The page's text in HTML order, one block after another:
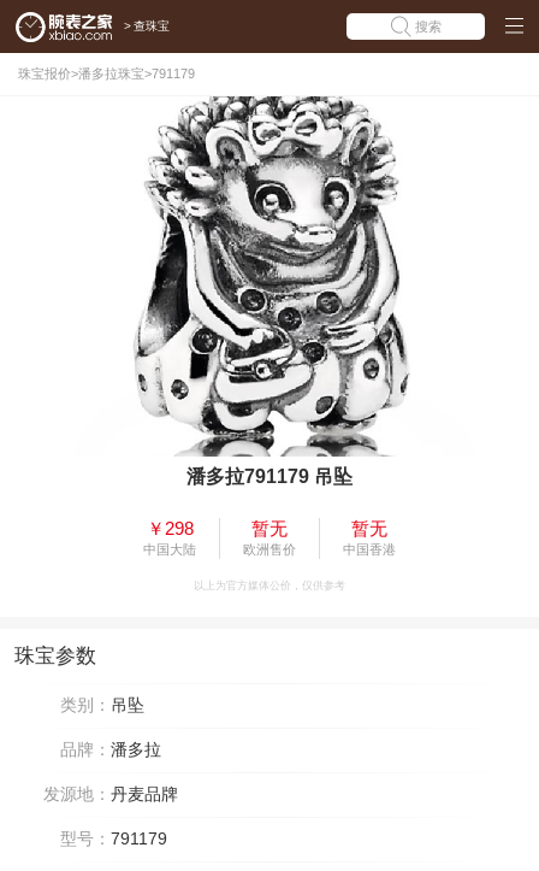
> 查珠宝 搜索
珠宝报价>潘多拉珠宝>791179
潘多拉791179 吊坠
￥298
中国大陆
暂无
欧洲售价
暂无
中国香港
以上为官方媒体公价，仅供参考
珠宝参数
类别： 吊坠
品牌： 潘多拉
发源地： 丹麦品牌
型号： 791179